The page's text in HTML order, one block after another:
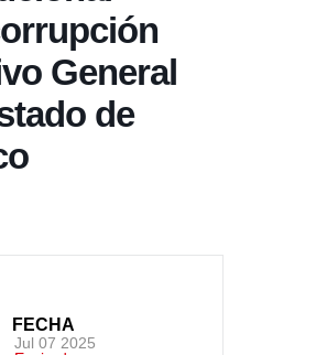
General
de
FECHA
Jul 07 2025